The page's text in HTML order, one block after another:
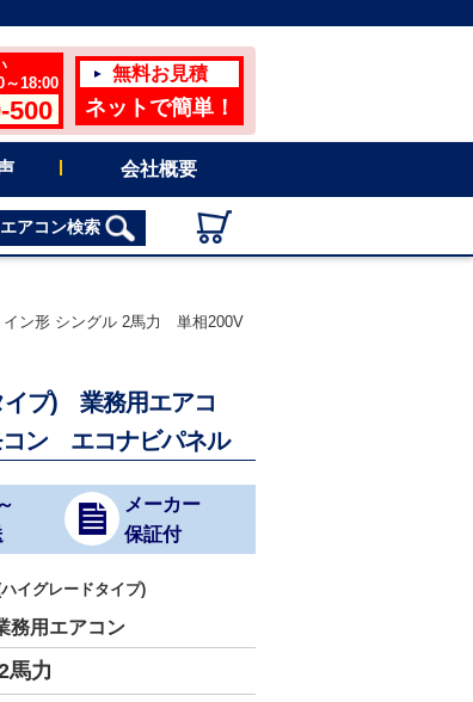
18:00
500
無料お見積
ネットで簡単！
会社概要
アコン検索
ン形 シングル 2馬力 単相200V
イプ) 業務用エアコ
ン エコナビパネル
メーカー
保証付
イグレードタイプ)
務用エアコン
馬力